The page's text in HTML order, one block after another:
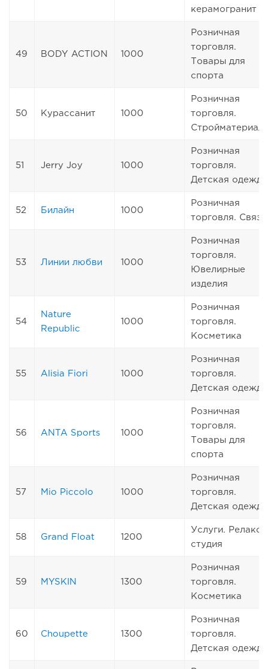
керамогранит
49 BODY ACTION 1000
Розничная
торговля.
Товары для
спорта
50 Курассанит 1000
Розничная
торговля.
51 Jerry Joy 1000
Розничная
торговля.
Детская одежда
52 Билайн 1000
Розничная
торговля. Связь
53 Линии любви 1000
Розничная
торговля.
Ювелирные
изделия
54
Nature
Republic
1000
Розничная
торговля.
Косметика
55 Alisia Fiori 1000
Розничная
торговля.
Детская одежда
56 ANTA Sports 1000
Розничная
торговля.
Товары для
спорта
57 Mio Piccolo 1000
Розничная
торговля.
Детская одежда
58 Grand Float 1200
Услуги. Релакс
студия
59 MYSKIN 1300
Розничная
торговля.
Косметика
60 Choupette 1300
Розничная
торговля.
Детская одежда